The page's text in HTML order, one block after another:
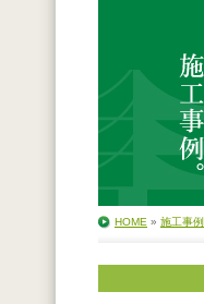
HOME » 施工事例